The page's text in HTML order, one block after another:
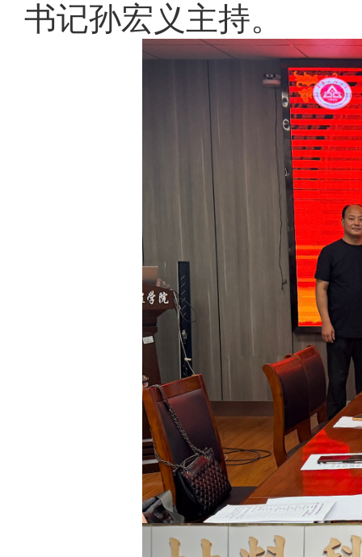
书记孙宏义主持。